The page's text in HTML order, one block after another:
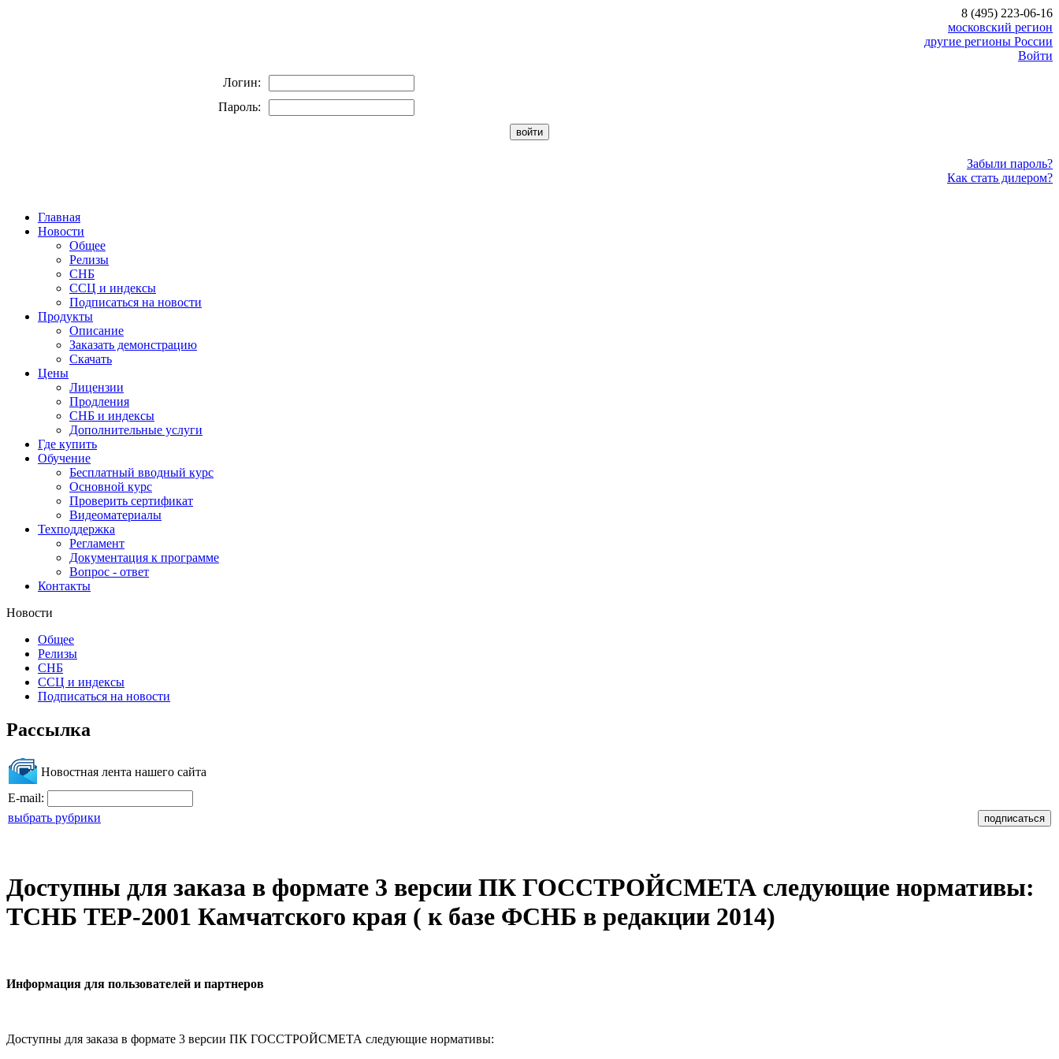
8 (495) 223-06-16
московский регион
другие регионы России
Войти
Логин:
Пароль:
Забыли пароль?
Как стать дилером?
Главная
Новости
Общее
Релизы
СНБ
ССЦ и индексы
Подписаться на новости
Продукты
Описание
Заказать демонстрацию
Скачать
Цены
Лицензии
Продления
СНБ и индексы
Дополнительные услуги
Где купить
Обучение
Бесплатный вводный курс
Основной курс
Проверить сертификат
Видеоматериалы
Техподдержка
Регламент
Документация к программе
Вопрос - ответ
Контакты
Новости
Общее
Релизы
СНБ
ССЦ и индексы
Подписаться на новости
Рассылка
Новостная лента нашего сайта
E-mail:
выбрать рубрики
Доступны для заказа в формате 3 версии ПК ГОССТРОЙСМЕТА следующие нормативы:
ТСНБ ТЕР-2001 Камчатского края ( к базе ФСНБ в редакции 2014)
Информация для пользователей и партнеров
Доступны для заказа в формате 3 версии ПК ГОССТРОЙСМЕТА следующие нормативы: